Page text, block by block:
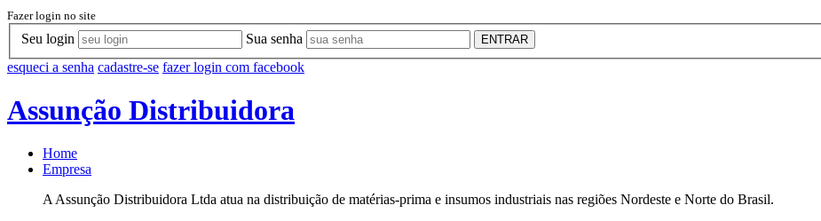
Fazer login no site
Seu login Sua senha ENTRAR
esqueci a senha cadastre-se fazer login com facebook
Assunção Distribuidora
Home
Empresa
A Assunção Distribuidora Ltda atua na distribuição de matérias-prima e insumos industriais nas regiões Nordeste e Norte do Brasil.